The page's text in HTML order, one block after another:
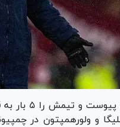
پیوست و تیمش را ۵ بار به